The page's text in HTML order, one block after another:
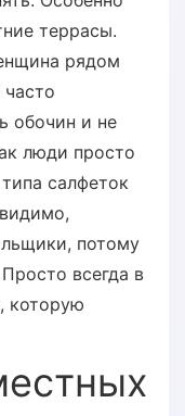
террасы.
рядом
обочин и не
люди просто
салфеток
потому
всегда в
которую